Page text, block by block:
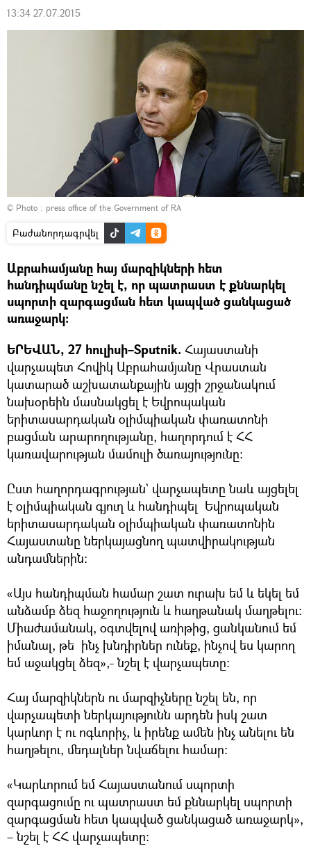
13:34 27.07.2015
© Photo : press office of the Government of RA
Բաժանորդագրվել
Աբրահամյանը հայ մարզիկների հետ
հանդիպմանը նշել է, որ պատրաստ է քննարկել
սպորտի զարգացման հետ կապված ցանկացած
առաջարկ։
ԵՐԵՎԱՆ, 27 հուլիսի–Sputnik. Հայաստանի
վարչապետ Հովիկ Աբրահամյանը Վրաստան
կատարած աշխատանքային այցի շրջանակում
նախօրեին մասնակցել է Եվրոպական
երիտասարդական օլիմպիական փառատոնի
բացման արարողությանը, հաղորդում է ՀՀ
կառավարության մամուլի ծառայությունը։
Ըստ հաղորդագրության` վարչապետը նաև այցելել
է օլիմպիական գյուղ և հանդիպել Եվրոպական
երիտասարդական օլիմպիական փառատոնին
Հայաստանը ներկայացնող պատվիրակության
անդամներին:
«Այս հանդիպման համար շատ ուրախ եմ և եկել եմ
անձամբ ձեզ հաջողություն և հաղթանակ մաղթելու:
Միաժամանակ, օգտվելով առիթից, ցանկանում եմ
իմանալ, թե ինչ խնդիրներ ունեք, ինչով ես կարող
եմ աջակցել ձեզ»,- նշել է վարչապետը:
Հայ մարզիկներն ու մարզիչները նշել են, որ
վարչապետի ներկայությունն արդեն իսկ շատ
կարևոր է ու ոգևորիչ, և իրենք ամեն ինչ անելու են
հաղթելու, մեդալներ նվաճելու համար:
«Կարևորում եմ Հայաստանում սպորտի
զարգացումը ու պատրաստ եմ քննարկել սպորտի
զարգացման հետ կապված ցանկացած առաջարկ»,
– նշել է ՀՀ վարչապետը։